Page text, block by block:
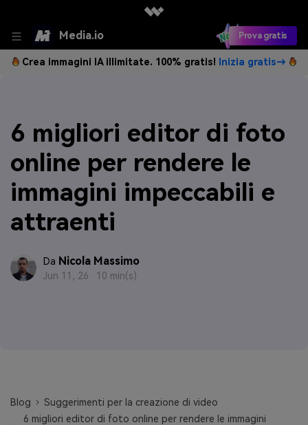
Media.io Prova gratis
Crea immagini IA illimitate. 100% gratis! Inizia gratis→
6 migliori editor di foto
online per rendere le
immagini impeccabili e
attraenti
Da Nicola Massimo
Jun 11, 26 · 10 min(s)
Blog
Suggerimenti per la creazione di video
6 migliori editor di foto online per rendere le immagini